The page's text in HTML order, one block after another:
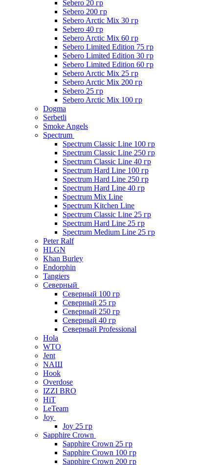
Sebero 20 гр
Sebero 200 гр
Sebero Arctic Mix 30 гр
Sebero 40 гр
Sebero Arctic Mix 60 гр
Sebero Limited Edition 75 гр
Sebero Limited Edition 30 гр
Sebero Limited Edition 60 гр
Sebero Arctic Mix 25 гр
Sebero Arctic Mix 200 гр
Sebero 25 гр
Sebero Arctic Mix 100 гр
Dogma
Serbetli
Smoke Angels
Spectrum
Spectrum Classic Line 100 гр
Spectrum Classic Line 250 гр
Spectrum Classic Line 40 гр
Spectrum Hard Line 100 гр
Spectrum Hard Line 250 гр
Spectrum Hard Line 40 гр
Spectrum Mix Line
Spectrum Kitchen Line
Spectrum Classic Line 25 гр
Spectrum Hard Line 25 гр
Spectrum Medium Line 25 гр
Peter Ralf
HLGN
Khan Burley
Endorphin
Tangiers
Северный
Северный 100 гр
Северный 25 гр
Северный 250 гр
Северный 40 гр
Северный Professional
Hola
WTO
Jent
NAШ
Hook
Overdose
IZZI BRO
HiT
LeTeam
Joy
Joy 25 гр
Sapphire Crown
Sapphire Crown 25 гр
Sapphire Crown 100 гр
Sapphire Crown 200 гр